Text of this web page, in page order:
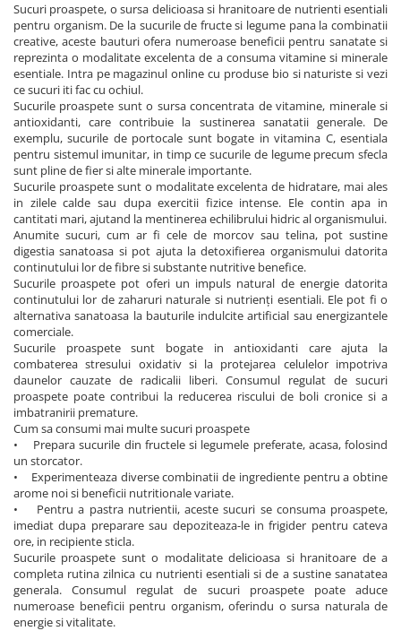
Sucuri proaspete, o sursa delicioasa si hranitoare de nutrienti esentiali
pentru organism. De la sucurile de fructe si legume pana la combinatii
creative, aceste bauturi ofera numeroase beneficii pentru sanatate si
reprezinta o modalitate excelenta de a consuma vitamine si minerale
esentiale. Intra pe magazinul online cu produse bio si naturiste si vezi
ce sucuri iti fac cu ochiul.
Sucurile proaspete sunt o sursa concentrata de vitamine, minerale si
antioxidanti, care contribuie la sustinerea sanatatii generale. De
exemplu, sucurile de portocale sunt bogate in vitamina C, esentiala
pentru sistemul imunitar, in timp ce sucurile de legume precum sfecla
sunt pline de fier si alte minerale importante.
Sucurile proaspete sunt o modalitate excelenta de hidratare, mai ales
in zilele calde sau dupa exercitii fizice intense. Ele contin apa in
cantitati mari, ajutand la mentinerea echilibrului hidric al organismului.
Anumite sucuri, cum ar fi cele de morcov sau telina, pot sustine
digestia sanatoasa si pot ajuta la detoxifierea organismului datorita
continutului lor de fibre si substante nutritive benefice.
Sucurile proaspete pot oferi un impuls natural de energie datorita
continutului lor de zaharuri naturale si nutrienți esentiali. Ele pot fi o
alternativa sanatoasa la bauturile indulcite artificial sau energizantele
comerciale.
Sucurile proaspete sunt bogate in antioxidanti care ajuta la
combaterea stresului oxidativ si la protejarea celulelor impotriva
daunelor cauzate de radicalii liberi. Consumul regulat de sucuri
proaspete poate contribui la reducerea riscului de boli cronice si a
imbatranirii premature.
Cum sa consumi mai multe sucuri proaspete
• Prepara sucurile din fructele si legumele preferate, acasa, folosind
un storcator.
• Experimenteaza diverse combinatii de ingrediente pentru a obtine
arome noi si beneficii nutritionale variate.
• Pentru a pastra nutrientii, aceste sucuri se consuma proaspete,
imediat dupa preparare sau depoziteaza-le in frigider pentru cateva
ore, in recipiente sticla.
Sucurile proaspete sunt o modalitate delicioasa si hranitoare de a
completa rutina zilnica cu nutrienti esentiali si de a sustine sanatatea
generala. Consumul regulat de sucuri proaspete poate aduce
numeroase beneficii pentru organism, oferindu o sursa naturala de
energie si vitalitate.